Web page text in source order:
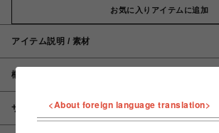
お気に入りアイテムに追加
アイテム説明 / 素材
概要
サイズ <About foreign language translation>